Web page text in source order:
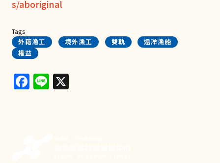
s/aboriginal
Tags
外籍漁工
境外漁工 雙軌
遠洋漁船
權益
Facebook
Line